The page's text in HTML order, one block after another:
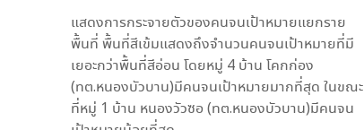
แสดงการกระจายตัวของคนจนเป้าหมายแยกราย
พื้นที่ พื้นที่สีเข้มแสดงถึงจำนวนคนจนเป้าหมายที่มี
เยอะกว่าพื้นที่สีอ่อน โดยหมู่ 4 บ้าน โคกก่อง
(ทต.หนองบัวบาน)มีคนจนเป้าหมายมากที่สุด ในขณะ
ที่หมู่ 1 บ้าน หนองวัวซอ (ทต.หนองบัวบาน)มีคนจน